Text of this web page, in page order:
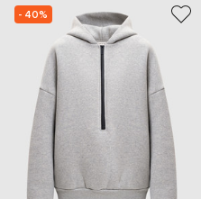
- 40%